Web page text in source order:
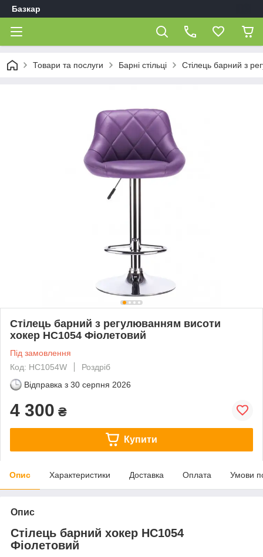
Базкар
Товари та послуги Барні стільці Стілець барний з
Стілець барний з регулюванням висоти
хокер HC1054 Фіолетовий
Під замовлення
Код: HC1054W
Роздріб
Відправка з 30 серпня 2026
4 300 ₴
Купити
Опис Характеристики Доставка Оплата Умови
Опис
Стілець барний хокер HC1054
Фіолетовий